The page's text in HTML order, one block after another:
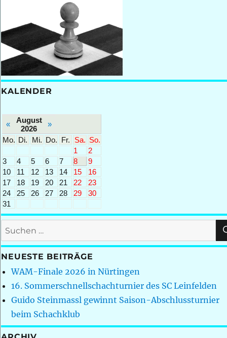
KALENDER
«
August
2026
»
Mo. Di. Mi. Do. Fr. Sa. So.
1
2
3
4 5 6 7 8
9
10
11 12 13 14 15
16
17
18 19 20 21 22
23
24
25 26 27 28 29
30
31
Suchen
nach:
NEUESTE BEITRÄGE
WAM-Finale 2026 in Nürtingen
16. Sommerschnellschachturnier des SC Leinfelden
Guido Steinmassl gewinnt Saison-Abschlussturnier
beim Schachklub